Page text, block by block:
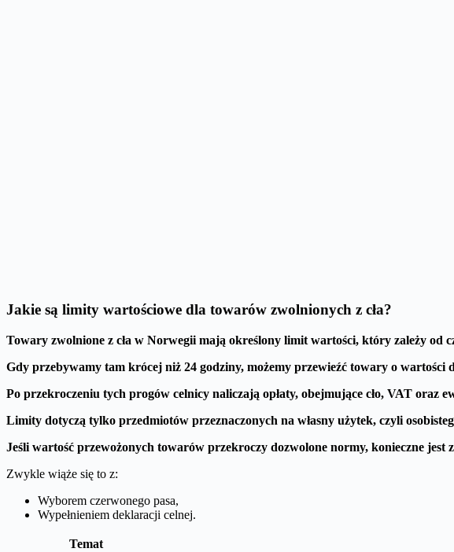
Jakie są limity wartościowe dla towarów zwolnionych z cła?
Towary zwolnione z cła w Norwegii mają określony limit wartości, który zależy od
Gdy przebywamy tam krócej niż 24 godziny, możemy przewieźć towary o wartości
Po przekroczeniu tych progów celnicy naliczają opłaty, obejmujące cło, VAT oraz
Limity dotyczą tylko przedmiotów przeznaczonych na własny użytek, czyli
Jeśli wartość przewożonych towarów przekroczy dozwolone normy, konieczne jest
Zwykle wiąże się to z:
Wyborem czerwonego pasa,
Wypełnieniem deklaracji celnej.
Temat